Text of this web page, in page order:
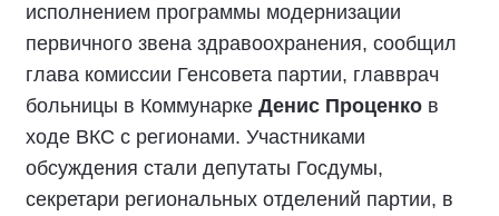
исполнением программы модернизации
первичного звена здравоохранения, сообщил
глава комиссии Генсовета партии, главврач
больницы в Коммунарке Денис Проценко в
ходе ВКС с регионами. Участниками
обсуждения стали депутаты Госдумы,
секретари региональных отделений партии, в